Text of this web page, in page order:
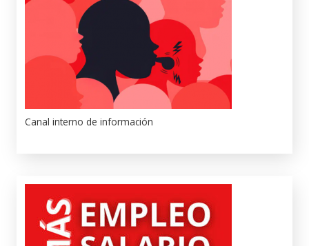
Canal interno de información